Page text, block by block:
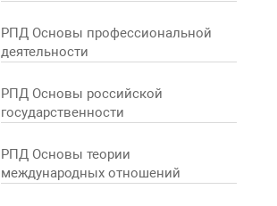
РПД Основы профессиональной
деятельности
РПД Основы российской
государственности
РПД Основы теории
международных отношений